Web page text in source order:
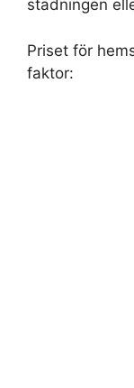
städningen
Priset för
faktor: